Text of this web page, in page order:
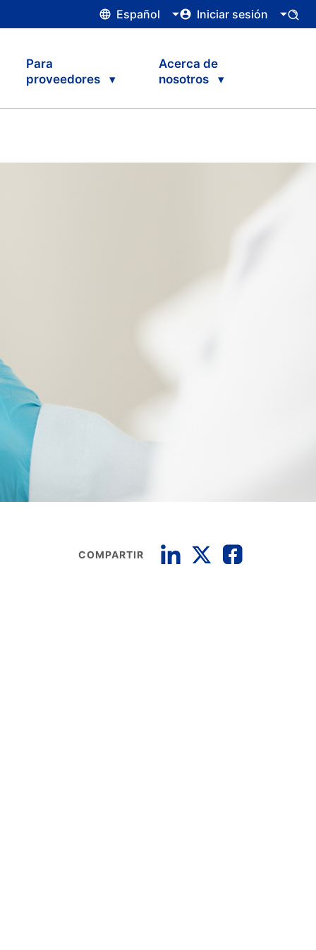
Español Iniciar sesión
Para
proveedores
Acerca de
nosotros
COMPARTIR